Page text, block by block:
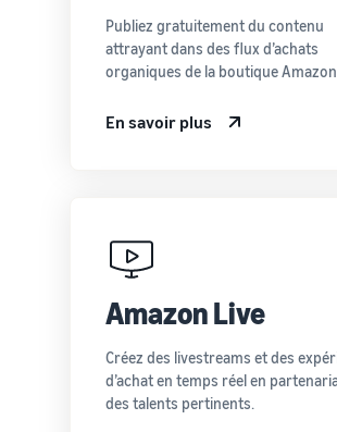
Publiez gratuitement du contenu
attrayant dans des flux d’achats
organiques de la boutique
En savoir plus
Amazon Live
Créez des livestreams et des
d’achat en temps réel en
des talents pertinents.